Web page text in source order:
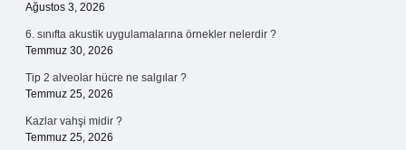
Ağustos 3, 2026
6. sınıfta akustik uygulamalarına örnekler nelerdir ?
Temmuz 30, 2026
Tip 2 alveolar hücre ne salgılar ?
Temmuz 25, 2026
Kazlar vahşi midir ?
Temmuz 25, 2026